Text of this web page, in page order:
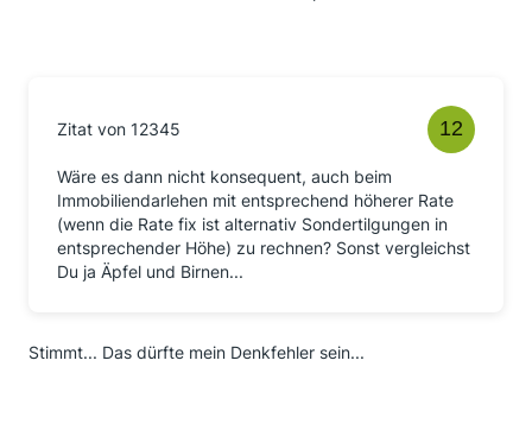
Zitat von 12345
Wäre es dann nicht konsequent, auch beim
Immobiliendarlehen mit entsprechend höherer Rate
(wenn die Rate fix ist alternativ Sondertilgungen in
entsprechender Höhe) zu rechnen? Sonst vergleichst
Du ja Äpfel und Birnen...
Stimmt... Das dürfte mein Denkfehler sein...